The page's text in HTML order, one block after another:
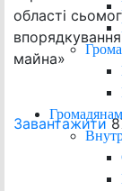
Громадянам
області
майна»
Завантажити